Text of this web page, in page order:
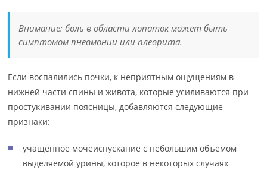
Внимание: боль в области лопаток может быть
симптомом пневмонии или плеврита.
Если воспалились почки, к неприятным ощущениям в
нижней части спины и живота, которые усиливаются при
простукивании поясницы, добавляются следующие
признаки:
учащённое мочеиспускание с небольшим объёмом
выделяемой урины, которое в некоторых случаях